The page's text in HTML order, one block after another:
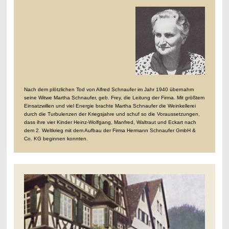
Nach dem plötzlichen Tod von Alfred Schnaufer im Jahr 1940 übernahm
seine Witwe Martha Schnaufer, geb. Frey, die Leitung der Firma. Mit größtem
Einsatzwillen und viel Energie brachte Martha Schnaufer die Weinkellerei
durch die Turbulenzen der Kriegsjahre und schuf so die Voraussetzungen,
dass ihre vier Kinder Heinz-Wolfgang, Manfred, Waltraut und Eckart nach
dem 2. Weltkrieg mit dem Aufbau der Firma Hermann Schnaufer GmbH &
Co. KG beginnen konnten.